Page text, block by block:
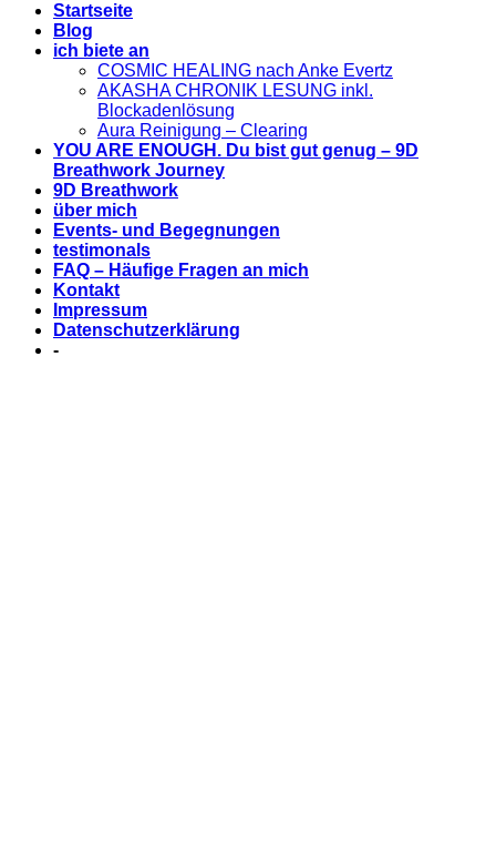
Startseite
Blog
ich biete an
COSMIC HEALING nach Anke Evertz
AKASHA CHRONIK LESUNG inkl.
Blockadenlösung
Aura Reinigung – Clearing
YOU ARE ENOUGH. Du bist gut genug – 9D
Breathwork Journey
9D Breathwork
über mich
Events- und Begegnungen
testimonals
FAQ – Häufige Fragen an mich
Kontakt
Impressum
Datenschutzerklärung
-